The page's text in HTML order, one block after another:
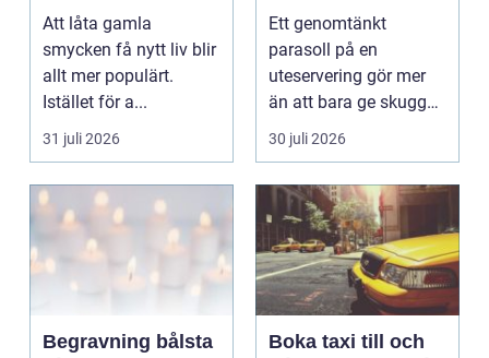
till nya favoriter
Att låta gamla
smycken få nytt liv blir
allt mer populärt.
Istället för a...
31 juli 2026
uteserveringen rätt
känsla året runt
Ett genomtänkt
parasoll på en
uteservering gör mer
än att bara ge skugga.
Det påverkar hur länge
gäs...
30 juli 2026
Begravning bålsta
Boka taxi till och